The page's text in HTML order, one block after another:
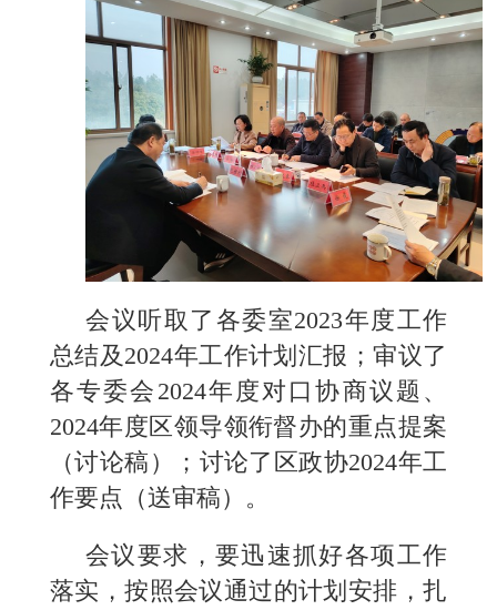
会议听取了各委室2023年度工作
总结及2024年工作计划汇报；审议了
各专委会2024年度对口协商议题、
2024年度区领导领衔督办的重点提案
（讨论稿）；讨论了区政协2024年工
作要点（送审稿）。
会议要求，要迅速抓好各项工作
落实，按照会议通过的计划安排，扎